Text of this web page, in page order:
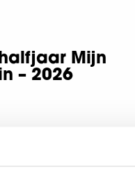
Mijn
– 2026
2026